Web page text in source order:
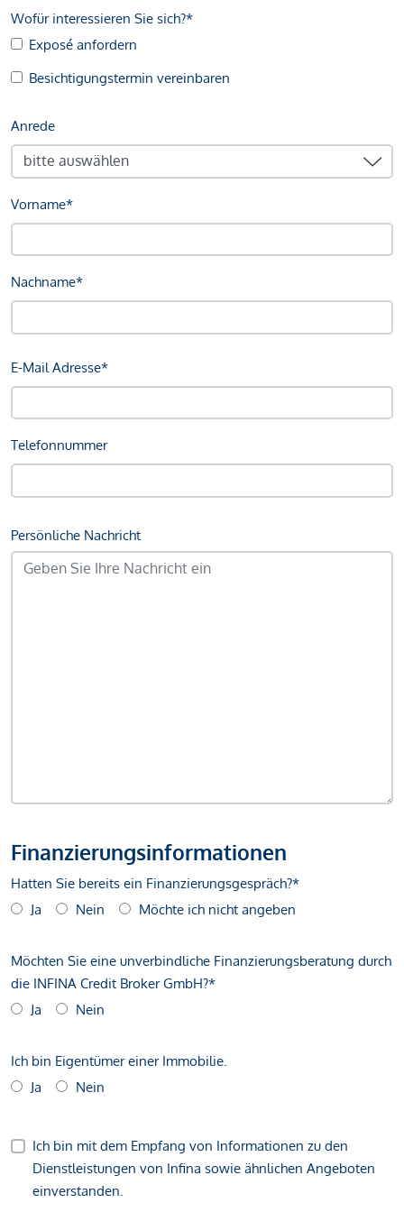
Wofür interessieren Sie sich?*
Exposé anfordern
Besichtigungstermin vereinbaren
Anrede
Vorname*
Nachname*
E-Mail Adresse*
Telefonnummer
Persönliche Nachricht
Finanzierungsinformationen
Hatten Sie bereits ein Finanzierungsgespräch?*
Ja
Nein Möchte ich nicht angeben
Möchten Sie eine unverbindliche Finanzierungsberatung durch
die INFINA Credit Broker GmbH?*
Ja
Nein
Ich bin Eigentümer einer Immobilie.
Ja
Nein
Ich bin mit dem Empfang von Informationen zu den
Dienstleistungen von Infina sowie ähnlichen Angeboten
einverstanden.